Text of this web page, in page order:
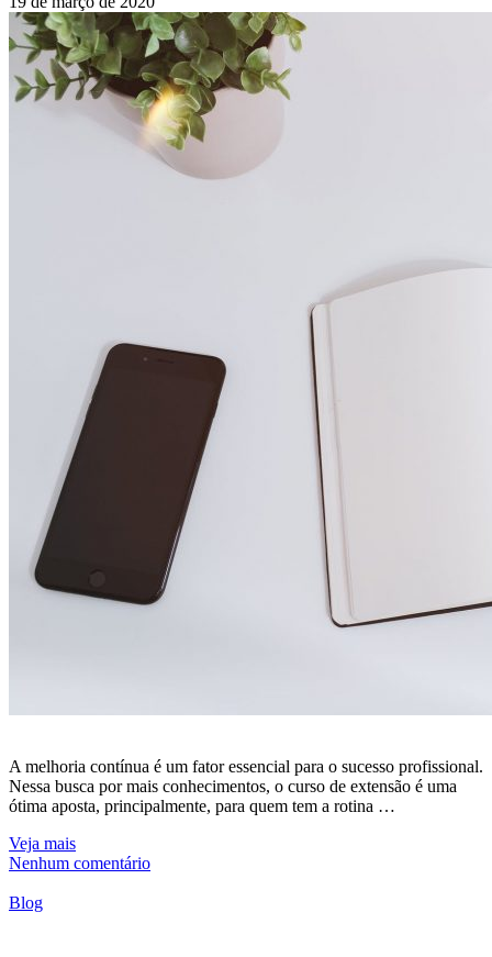
A melhoria contínua é um fator essencial para o sucesso profissional.
Nessa busca por mais conhecimentos, o curso de extensão é uma
ótima aposta, principalmente, para quem tem a rotina …
Veja mais
Nenhum comentário
Blog